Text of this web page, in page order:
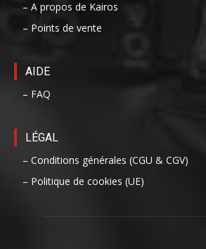
– A propos de Kairos
– Points de vente
AIDE
– FAQ
LÉGAL
– Conditions générales (CGU & CGV)
– Politique de cookies (UE)